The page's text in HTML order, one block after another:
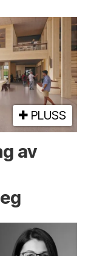
PLUSS
av